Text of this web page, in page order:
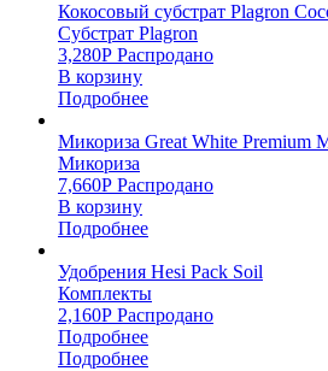
Кокосовый субстрат Plagron
Субстрат Plagron
3,280Р Распродано
В корзину
Подробнее
Микориза Great White Premium
Микориза
7,660Р Распродано
В корзину
Подробнее
Удобрения Hesi Pack Soil
Комплекты
2,160Р Распродано
Подробнее
Подробнее